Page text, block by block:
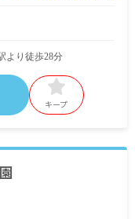
より徒歩28分
キープ